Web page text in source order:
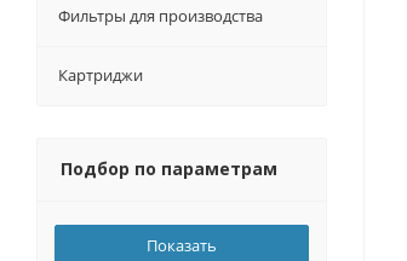
Фильтры для производства
Картриджи
Подбор по параметрам